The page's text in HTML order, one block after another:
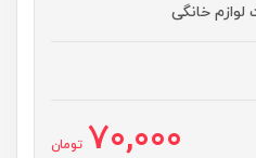
خانگی
70,000 تومان